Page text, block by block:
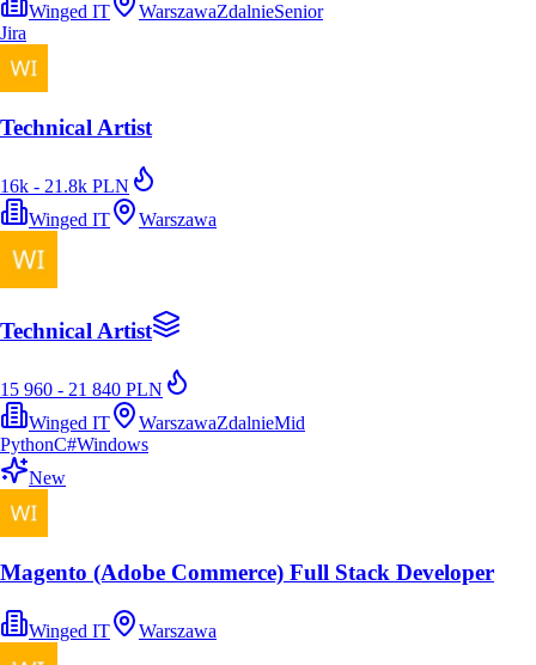
Winged IT
WarszawaZdalnieSenior
Jira
Technical Artist
16k - 21.8k PLN
Winged IT
Warszawa
Technical Artist
15 960 - 21 840 PLN
Winged IT
WarszawaZdalnieMid
PythonC#Windows
New
Magento (Adobe Commerce) Full Stack Developer
Winged IT Warszawa